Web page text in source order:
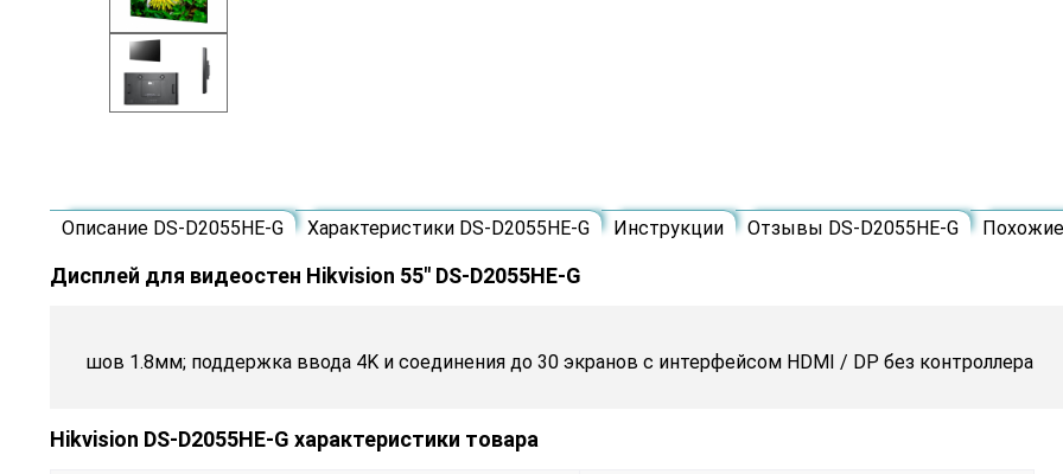
Описание DS-D2055HE-G Характеристики DS-D2055HE-G Инструкции Отзывы DS-D2055HE-G Похожие
Дисплей для видеостен Hikvision 55" DS-D2055HE-G
шов 1.8мм; поддержка ввода 4K и соединения до 30 экранов с интерфейсом HDMI / DP без контроллера
Hikvision DS-D2055HE-G характеристики товара